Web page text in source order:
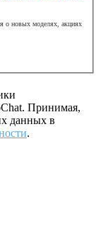
о новых моделях, акциях
Принимая,
данных в
.